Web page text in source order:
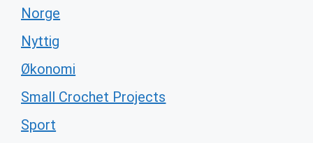
Norge
Nyttig
Økonomi
Small Crochet Projects
Sport